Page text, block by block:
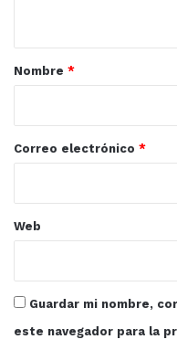
r
*
Nombre *
Correo electrónico *
Web
Guardar mi nombre,
este navegador para la